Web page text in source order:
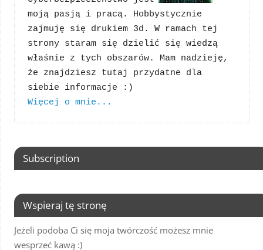
moją pasją i pracą. Hobbystycznie
zajmuję się drukiem 3d. W ramach tej
strony staram się dzielić się wiedzą
właśnie z tych obszarów. Mam nadzieję,
że znajdziesz tutaj przydatne dla
Więcej o mnie...
Subscription
Wspieraj tę stronę
Jeżeli podoba Ci się moja twórczość możesz mnie
wesprzeć kawą :)